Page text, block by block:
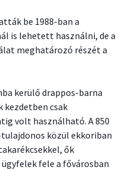
be 1988-ban a
is lehetett használni, de a
meghatározó részét a
kerülő drappos-barna
kezdetben csak
volt használható. A 850
közül ekkoriban
ők
fele a fővárosban